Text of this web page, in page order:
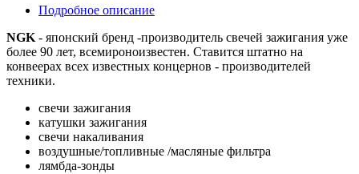
Подробное описание
NGK - японский бренд -производитель свечей зажигания уже
более 90 лет, всемироноизвестен. Ставится штатно на
конвеерах всех известных концернов - производителей
техники.
свечи зажигания
катушки зажигания
свечи накаливания
воздушные/топливные /масляные фильтра
лямбда-зонды